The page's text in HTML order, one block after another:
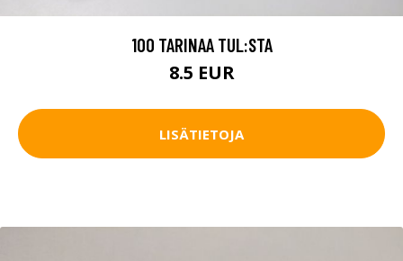
100 TARINAA TUL:STA
8.5 EUR
LISÄTIETOJA